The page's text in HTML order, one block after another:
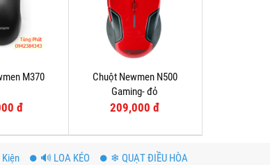
M370
đ
Chuột Newmen N500
Gaming- đỏ
209,000 đ
🔊 LOA KÉO
❄ QUẠT ĐIỀU HÒA